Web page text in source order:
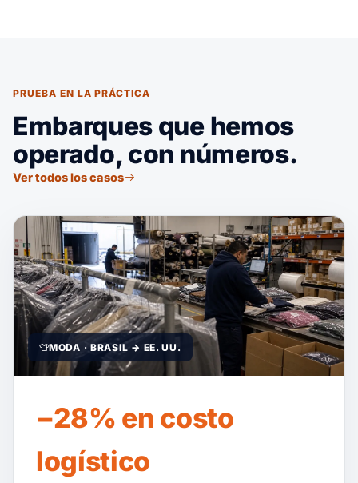
PRUEBA EN LA PRÁCTICA
Embarques que hemos
operado, con números.
Ver todos los casos
MODA · BRASIL → EE. UU.
−28% en costo
logístico